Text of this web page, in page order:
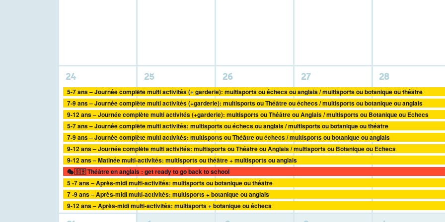
11
activités,
24
5-7 ans – Journée complète multi activités (+ garderie): multisports ou échecs ou anglais / multisports ou botanique ou théâtre
7-9 ans – Journée complète multi activités (+garderie): multisports ou Théâtre ou échecs / multisports ou botanique ou anglais
9-12 ans – Journée complète multi activités (+garderie): multisports ou Théâtre ou Anglais / multisports ou Botanique ou Echecs
5-7 ans – Journée complète multi activités: multisports ou échecs ou anglais / multisports ou botanique ou théâtre
7-9 ans – Journée complète multi activités: multisports ou Théâtre ou échecs / multisports ou botanique ou anglais
9-12 ans – Journée complète multi activités: multisports ou Théâtre ou Anglais / multisports ou Botanique ou Echecs
9-12 ans – Matinée multi-activités: multisports ou théâtre + multisports ou anglais
🎭🇬🇧 Théâtre en anglais : get ready to go back to school
5 -7 ans – Après-midi multi-activités: multisports ou botanique ou théâtre
7 -9 ans – Après-midi multi-activités: multisports + botanique ou anglais
9-12 ans – Après-midi multi-activités: multisports + botanique ou échecs
11
activités,
25
11
activités,
26
11
activités,
27
11
activités,
28